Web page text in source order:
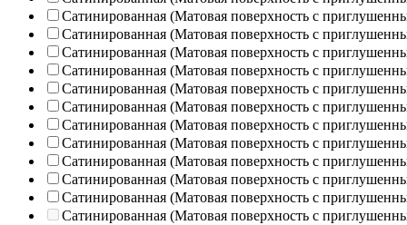
Сатинированная (Матовая поверхность с
Сатинированная (Матовая поверхность с
Сатинированная (Матовая поверхность с
Сатинированная (Матовая поверхность с
Сатинированная (Матовая поверхность с
Сатинированная (Матовая поверхность с
Сатинированная (Матовая поверхность с
Сатинированная (Матовая поверхность с
Сатинированная (Матовая поверхность с
Сатинированная (Матовая поверхность с
Сатинированная (Матовая поверхность с
Сатинированная (Матовая поверхность с